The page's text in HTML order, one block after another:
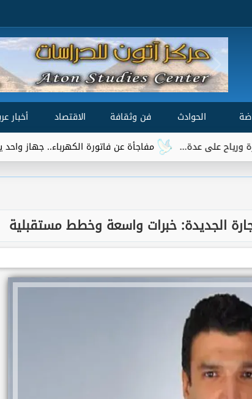
الحوادث فن وثقافة الاقتصاد
أخبار
مفاجأة عن فاتورة الكهرباء.. جهاز واحد يتصدر قائمة
الجديدة: خبرات واسعة وخطط مستقبلية